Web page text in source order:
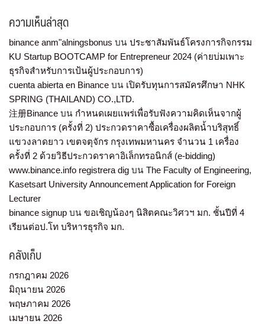
ความเห็นล่าสุด
binance anm"alningsbonus บน ประชาสัมพันธ์โครงการกิจกรรม
KU Startup BOOTCAMP for Entrepreneur 2024 (ค่ายบ่มเพาะ
ธุรกิจสำหรับการเป้นผู้ประกอบการ)
cuenta abierta en Binance บน เปิดรับทุนการสมัครศึกษา NHK
SPRING (THAILAND) CO.,LTD.
注册Binance บน กำหนดเผยแพร่เพื่อรับฟังความคิดเห็นจากผู้
ประกอบการ (ครั้งที่ 2) ประกวดราคาซื้อเครื่องผลิตน้ำบริสุทธิ์
แขวงลาดยาว เขตจตุจักร กรุงเทพมหานคร จำนวน 1 เครื่อง
ครั้งที่ 2 ด้วยวิธีประกวดราคาอิเล็กทรอนิกส์ (e-bidding)
www.binance.info registrera dig บน The Faculty of Engineering,
Kasetsart University Announcement Application for Foreign
Lecturer
binance signup บน ขอเชิญน้องๆ นิสิตคณะวิศวฯ มก. ชั้นปีที่ 4
เรียนต่อป.โท บริหารธุรกิจ มก.
คลังเก็บ
กรกฎาคม 2026
มิถุนายน 2026
พฤษภาคม 2026
เมษายน 2026